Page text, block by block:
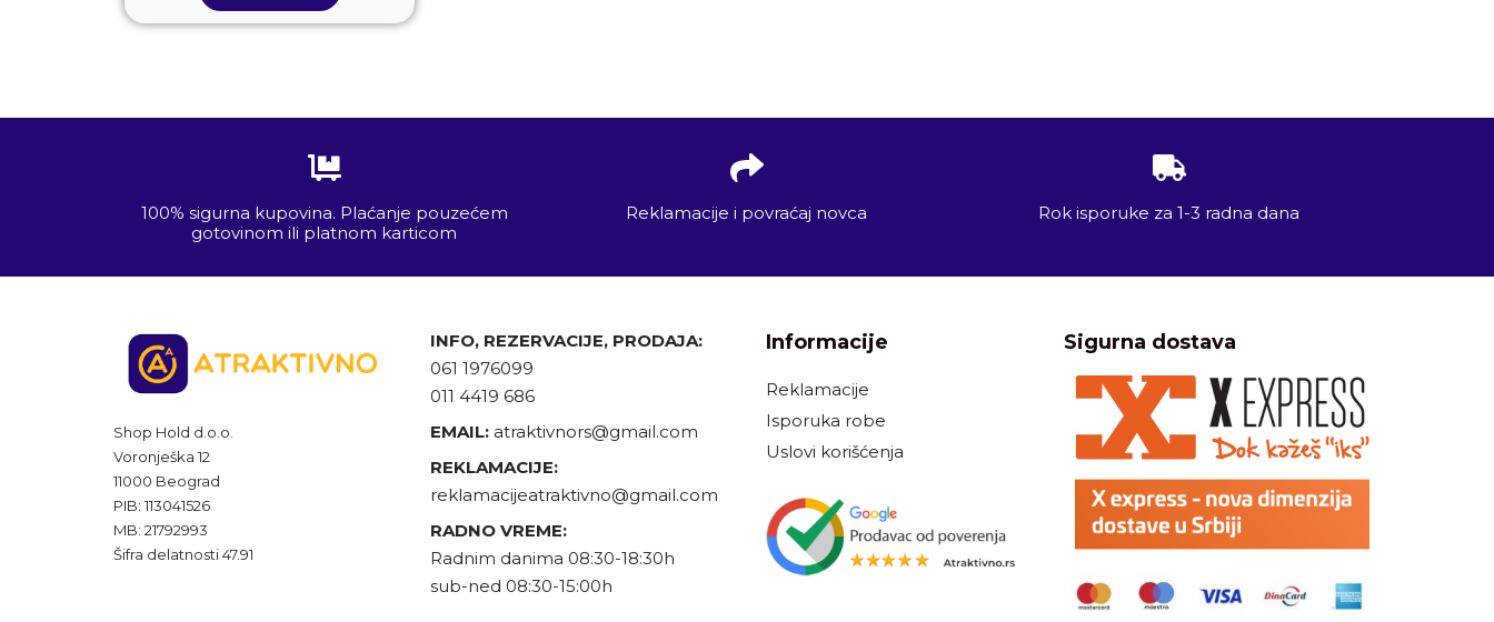
100% sigurna kupovina. Plaćanje pouzećem
gotovinom ili platnom karticom
Reklamacije i povraćaj novca Rok isporuke za 1-3 radna dana
Shop Hold d.o.o.
Voronješka 12
11000 Beograd
PIB: 113041526
MB: 21792993
Šifra delatnosti 47.91
INFO, REZERVACIJE, PRODAJA:
061 1976099
011 4419 686
EMAIL: atraktivnors@gmail.com
REKLAMACIJE:
reklamacijeatraktivno@gmail.com
RADNO VREME:
Radnim danima 08:30-18:30h
sub-ned 08:30-15:00h
Informacije
Reklamacije
Isporuka robe
Uslovi korišćenja
Sigurna dostava